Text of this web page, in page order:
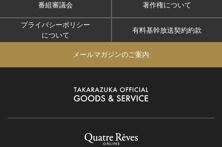
番組審議会 著作権について
プライバシーポリシー
について
有料基幹放送契約約款
メールマガジンのご案内